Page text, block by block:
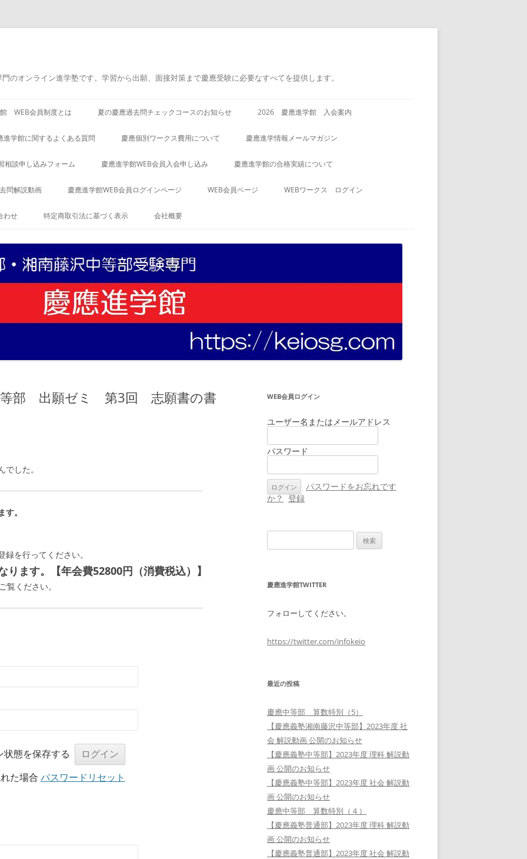
のオンライン進学塾です。学習から出願、面接対策まで慶應受験に必要なすべてを提供します。
WEB会員制度とは 夏の慶應過去問チェックコースのお知らせ 2026 慶應進学館 入会案内
進学館に関するよくある質問 慶應個別ワークス費用について 慶應進学情報メールマガジン
相談申し込みフォーム 慶應進学館WEB会員入会申し込み 慶應進学館の合格実績について
問解説動画 慶應進学館WEB会員ログインページ WEB会員ページ WEBワークス ログイン
わせ 特定商取引法に基づく表示 会社概要
等部 出願ゼミ 第3回 志願書の書
した。
。
を行ってください。
ます。【年会費52800円（消費税込）】
覧ください。
状態を保存する
た場合 パスワードリセット
WEB会員ログイン
ユーザー名またはメールアドレス
パスワード
パスワードをお忘れです
か？ 登録
索:
慶應進学館TWITTER
フォローしてください。
https://twitter.com/infokeio
最近の投稿
慶應中等部 算数特別（5）
【慶應義塾湘南藤沢中等部】2023年度 社
会 解説動画 公開のお知らせ
【慶應義塾中等部】2023年度 理科 解説動
画 公開のお知らせ
【慶應義塾中等部】2023年度 社会 解説動
画 公開のお知らせ
慶應中等部 算数特別（４）
【慶應義塾普通部】2023年度 理科 解説動
画 公開のお知らせ
【慶應義塾普通部】2023年度 社会 解説動